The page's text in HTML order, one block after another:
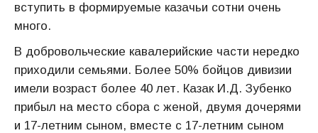
вступить в формируемые казачьи сотни очень
много.
В добровольческие кавалерийские части нередко
приходили семьями. Более 50% бойцов дивизии
имели возраст более 40 лет. Казак И.Д. Зубенко
прибыл на место сбора с женой, двумя дочерями
и 17-летним сыном, вместе с 17-летним сыном